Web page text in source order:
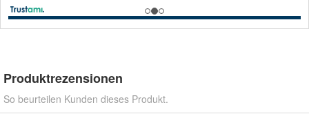
Produktrezensionen
So beurteilen Kunden dieses Produkt.